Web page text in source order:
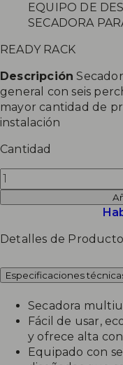
EQUIPO DE
SECADORA
READY RACK
Descripción
general con seis
mayor cantidad de
instalación
Cantidad
Detalles de Producto
Especificaciones
Secadora
Fácil de usar,
y ofrece alta
Equipado con